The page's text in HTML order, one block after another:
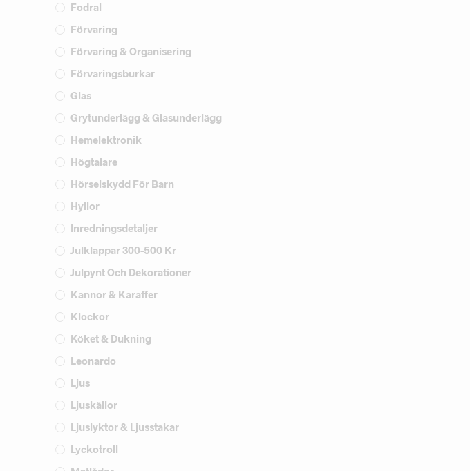
Fodral
Förvaring
Förvaring & Organisering
Förvaringsburkar
Glas
Grytunderlägg & Glasunderlägg
Hemelektronik
Högtalare
Hörselskydd För Barn
Hyllor
Inredningsdetaljer
Julklappar 300-500 Kr
Julpynt Och Dekorationer
Kannor & Karaffer
Klockor
Köket & Dukning
Leonardo
Ljus
Ljuskällor
Ljuslyktor & Ljusstakar
Lyckotroll